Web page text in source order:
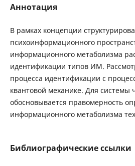
Аннотация
В рамках концепции
психоинформационного
информационного метаболизма
идентификации типов ИМ.
процесса идентификации с
квантовой механике. Для системы
обосновывается правомерность
информационного метаболизма
Библиографические ссылки